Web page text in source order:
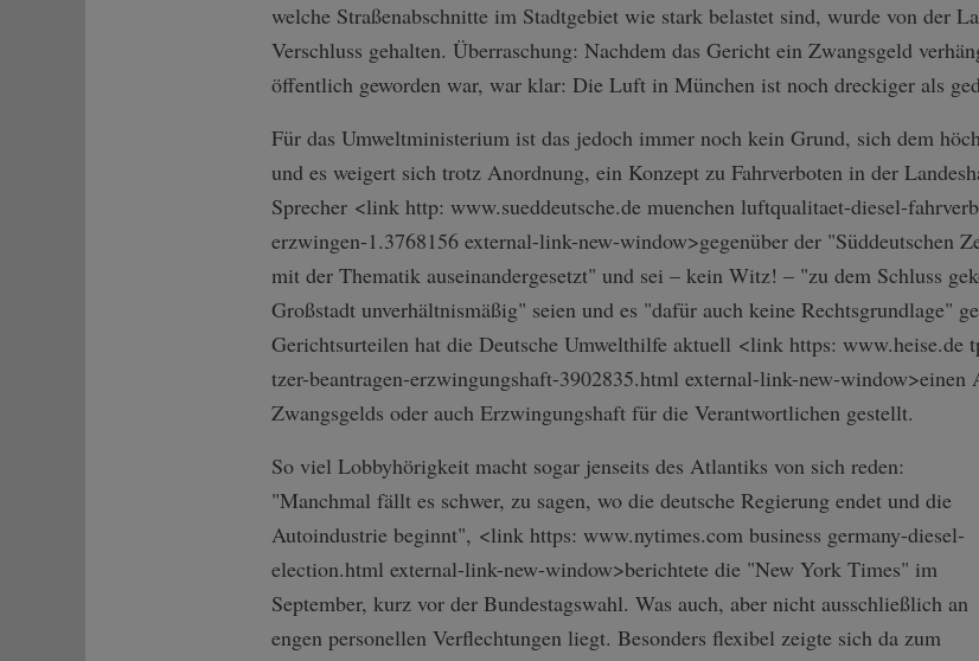
welche Straßenabschnitte im Stadtgebiet wie stark belastet sind, wurde von der
Verschluss gehalten. Überraschung: Nachdem das Gericht ein Zwangsgeld
öffentlich geworden war, war klar: Die Luft in München ist noch dreckiger als
Für das Umweltministerium ist das jedoch immer noch kein Grund, sich dem
und es weigert sich trotz Anordnung, ein Konzept zu Fahrverboten in der
Sprecher <link http: www.sueddeutsche.de muenchen luftqualitaet-d­iesel-
erzwinge­n-1.3768156 external-link-n­ew-window>gegen­über der "Süddeutschen
mit der Thematik auseinandergesetzt" und sei – kein Witz! – "zu dem Schluss
Großstadt unverhältnismäßig" seien und es "dafür auch keine Rechtsgrundlage"
Gerichtsurteilen hat die Deutsche Umwelthilfe aktuell <link https: www.heise.de
tzer-beantragen­-erzwingungshaf­t-3902835.html external-link-n­ew-window>einen
Zwangsgelds oder auch Erzwingungshaft für die Verantwortlichen gestellt.
So viel Lobbyhörigkeit macht sogar jenseits des Atlantiks von sich reden:
"Manchmal fällt es schwer, zu sagen, wo die deutsche Regierung endet und die
Autoindustrie beginnt", <link https: www.nytimes.com business germany-diesel-
election.html external-link-n­ew-window>beric­htete die "New York Times" im
September, kurz vor der Bundestagswahl. Was auch, aber nicht ausschließlich an
engen personellen Verflechtungen liegt. Besonders flexibel zeigte sich da zum